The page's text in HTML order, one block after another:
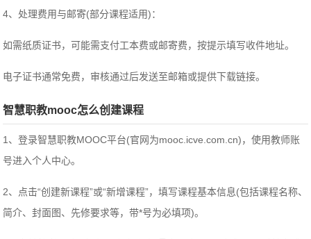
4、处理费用与邮寄(部分课程适用)：
如需纸质证书，可能需支付工本费或邮寄费，按提示填写收件地址。
电子证书通常免费，审核通过后发送至邮箱或提供下载链接。
智慧职教mooc怎么创建课程
1、登录智慧职教MOOC平台(官网为mooc.icve.com.cn)，使用教师账
号进入个人中心。
2、点击“创建新课程”或“新增课程”，填写课程基本信息(包括课程名称、
简介、封面图、先修要求等，带*号为必填项)。